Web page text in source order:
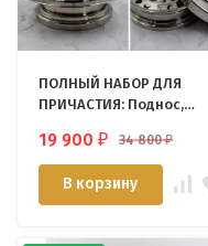
ПОЛНЫЙ НАБОР ДЛЯ
ПРИЧАСТИЯ: Поднос,
крестом, чаша для
хлеба, поддон, кувшин
/Immanuel Enterprise/
19 900₽ 34 800₽
В корзину